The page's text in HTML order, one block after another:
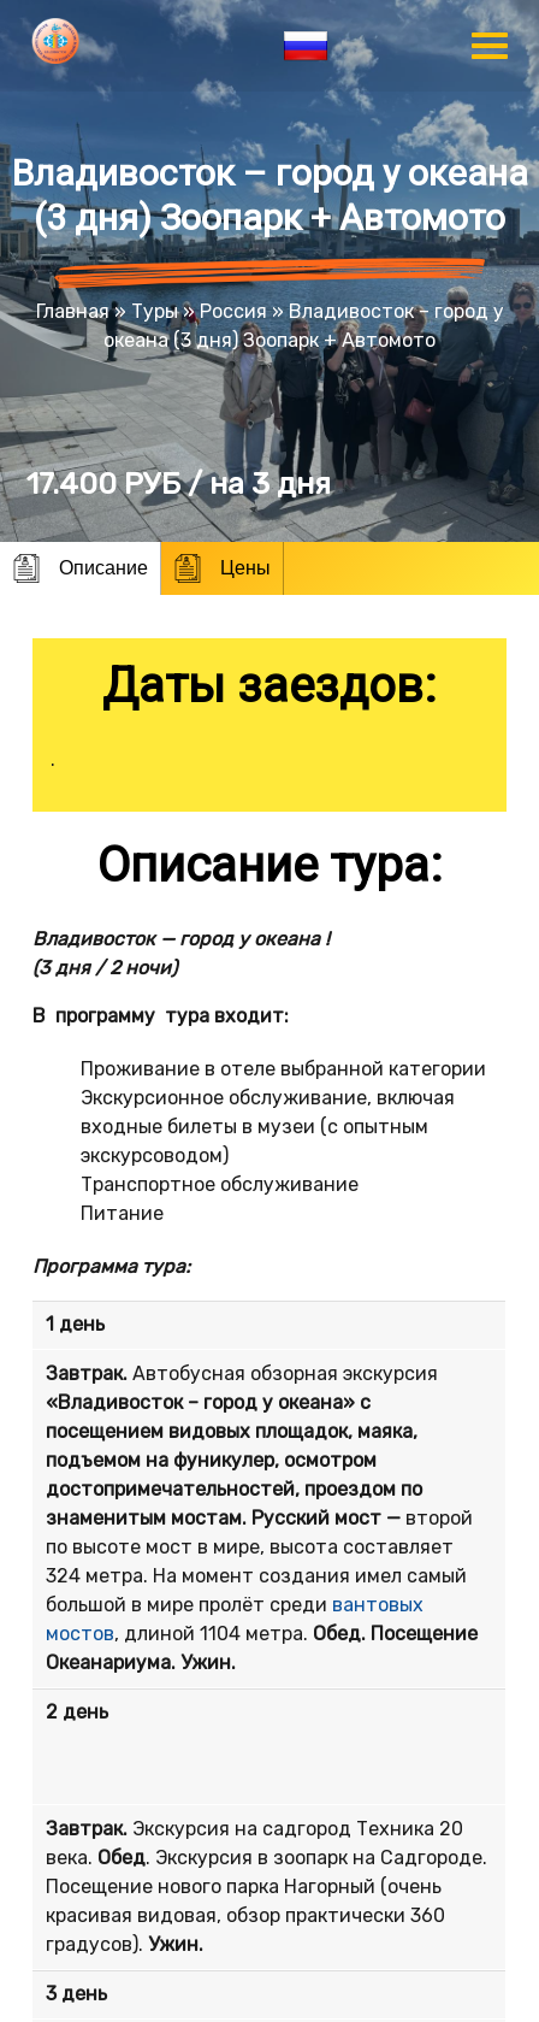
Владивосток – город у океана
(3 дня) Зоопарк + Автомото
Главная» Туры»Россия»Владивосток – город у
океана (3 дня) Зоопарк + Автомото
17.400 РУБ / на 3 дня
Описание Цены
Даты заездов:
.
Описание тура:
Владивосток — город у океана !
(3 дня / 2 ночи)
В программу тура входит:
Проживание в отеле выбранной категории
Экскурсионное обслуживание, включая
входные билеты в музеи (с опытным
экскурсоводом)
Транспортное обслуживание
Питание
Программа тура:
1 день
Завтрак. Автобусная обзорная экскурсия
«Владивосток – город у океана» с
посещением видовых площадок, маяка,
подъемом на фуникулер, осмотром
достопримечательностей, проездом по
знаменитым мостам. Русский мост — второй
по высоте мост в мире, высота составляет
324 метра. На момент создания имел самый
большой в мире пролёт среди вантовых
мостов, длиной 1104 метра. Обед. Посещение
Океанариума. Ужин.
2 день
Завтрак. Экскурсия на садгород Техника 20
века. Обед. Экскурсия в зоопарк на Садгороде.
Посещение нового парка Нагорный (очень
красивая видовая, обзор практически 360
градусов). Ужин.
3 день